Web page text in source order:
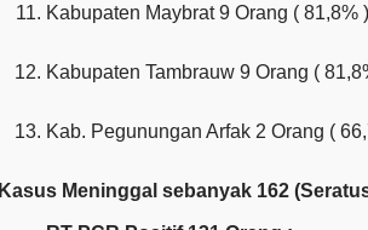
Kabupaten Maybrat 9 Orang ( 81,8% )
Kabupaten Tambrauw 9 Orang (
Kab. Pegunungan Arfak 2 Orang (
Kasus Meninggal sebanyak 162